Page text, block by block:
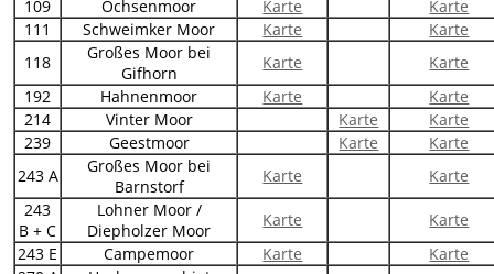
109
Ochsenmoor Karte
Karte
111
Schweimker Moor Karte
Karte
118
Großes Moor bei
Gifhorn
Karte
Karte
192
Hahnenmoor Karte
Karte
214
Vinter Moor Karte
Karte
239
Geestmoor Karte
Karte
243 A
Großes Moor bei
Barnstorf
Karte
Karte
243
B + C
Lohner Moor /
Diepholzer Moor
Karte
Karte
243 E
Campemoor Karte
Karte